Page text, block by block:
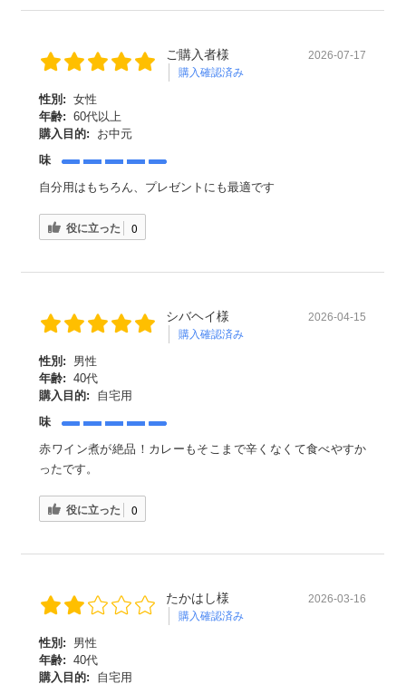
ご購入者様
購入確認済み
2026-07-17
性別: 女性
年齢: 60代以上
購入目的:
お中元
味
自分用はもちろん、プレゼントにも最適です
役に立った 0
シバヘイ様
購入確認済み
2026-04-15
性別:
男性
年齢: 40代
購入目的:
自宅用
味
赤ワイン煮が絶品！カレーもそこまで辛くなくて食べやすか
ったです。
役に立った 0
たかはし様
購入確認済み
2026-03-16
性別:
男性
年齢: 40代
購入目的:
自宅用